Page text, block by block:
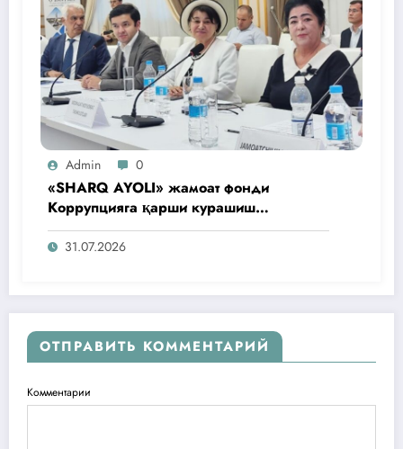
Admin 0
«SHARQ AYOLI» жамоат фонди
Коррупцияга қарши курашиш
агентлигидаги жамоат эшитувида
ташаббусларини тақдим этди
31.07.2026
ОТПРАВИТЬ КОММЕНТАРИЙ
Комментарии